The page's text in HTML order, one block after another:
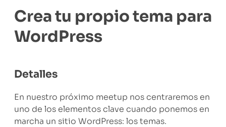
Crea tu propio tema para
WordPress
Detalles
En nuestro próximo meetup nos centraremos en
uno de los elementos clave cuando ponemos en
marcha un sitio WordPress: los temas.